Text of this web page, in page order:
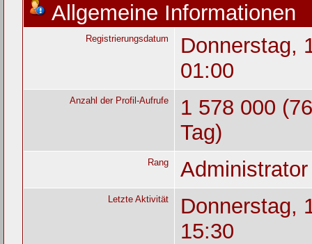
Allgemeine Informationen
Registrierungsdatum
Donnerstag,
01:00
Anzahl der Profil-Aufrufe
1 578 000
Tag)
Rang
Letzte Aktivität
Donnerstag,
15:30